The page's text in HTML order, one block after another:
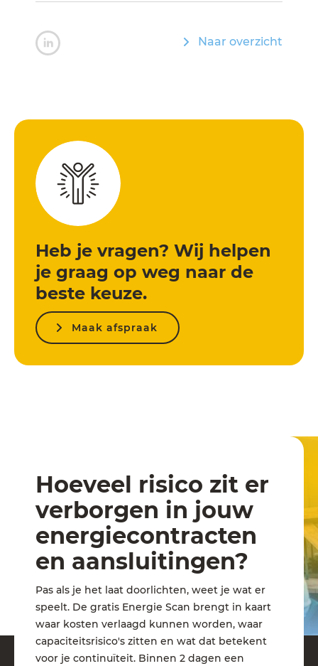
Naar overzicht
Heb je vragen? Wij helpen
je graag op weg naar de
beste keuze.
Maak afspraak
Hoeveel risico zit er
verborgen in jouw
energiecontracten
en aansluitingen?
Pas als je het laat doorlichten, weet je wat er
speelt. De gratis Energie Scan brengt in kaart
waar kosten verlaagd kunnen worden, waar
capaciteitsrisico's zitten en wat dat betekent
voor je continuïteit. Binnen 2 dagen een